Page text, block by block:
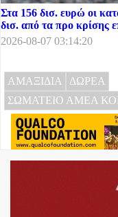
Στα 156 δισ. ευρώ οι
δισ. από τα προ κρίσης
2026-08-07 03:14:20
ΑΜΑΞΙΔΙΑ
ΔΩΡΕΑ
ΣΩΜΑΤΕΙΟ ΑΜΕΑ